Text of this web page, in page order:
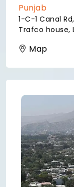
Punjab
1-C-1 Canal
Trafco house,
Map